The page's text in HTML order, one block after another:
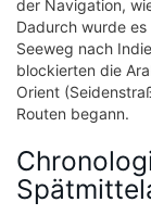
der Navigation,
Dadurch wurde
Seeweg nach
blockierten die
Orient
Routen begann.